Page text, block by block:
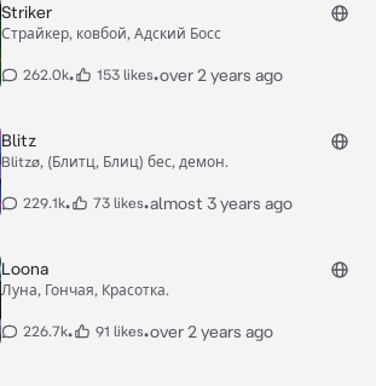
Striker
Страйкер, ковбой, Адский Босс
262.0k• 153 likes•over 2 years ago
Blitz
Blitzø, (Блитц, Блиц) бес, демон.
229.1k• 73 likes•almost 3 years ago
Loona
Луна, Гончая, Красотка.
226.7k• 91 likes•over 2 years ago